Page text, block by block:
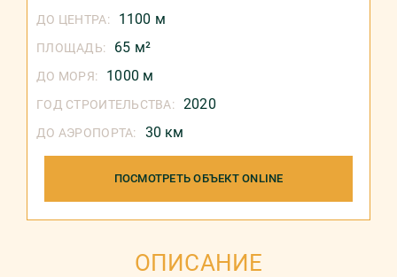
ДО ЦЕНТРА: 1100 м
ПЛОЩАДЬ: 65 м²
ДО МОРЯ: 1000 м
ГОД СТРОИТЕЛЬСТВА: 2020
ДО АЭРОПОРТА: 30 км
ПОСМОТРЕТЬ ОБЪЕКТ ONLINE
ОПИСАНИЕ